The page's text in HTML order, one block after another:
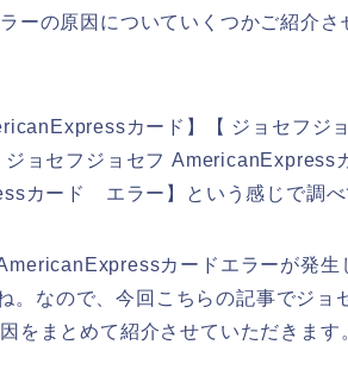
ーの原因についていくつかご紹介さ
カード】【 ジョセフジ
ョセフジョセフ
カード エラー】という感じで調べ
カードエラーが発生
。なので、今回こちらの記事でジョ
をまとめて紹介させていただきます